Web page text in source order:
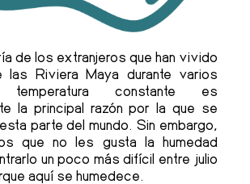
de los extranjeros que han vivido
las Riviera Maya durante varios
constante es
la principal razón por la que se
parte del mundo. Sin embargo,
que no les gusta la humedad
un poco más difícil entre julio
aquí se humedece.